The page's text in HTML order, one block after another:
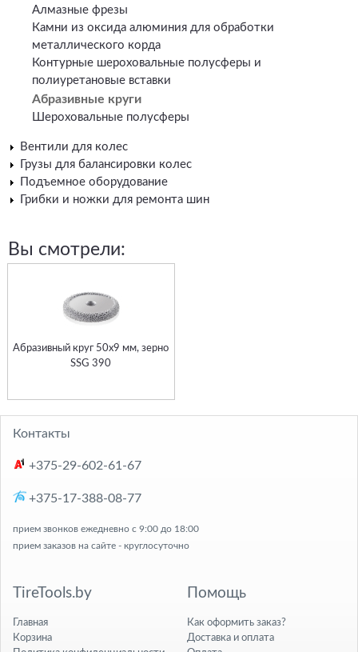
Алмазные фрезы
Камни из оксида алюминия для обработки
металлического корда
Контурные шероховальные полусферы и
полиуретановые вставки
Абразивные круги
Шероховальные полусферы
Вентили для колес
Грузы для балансировки колес
Подъемное оборудование
Грибки и ножки для ремонта шин
Вы смотрели:
Абразивный круг 50х9 мм, зерно
SSG 390
Контакты
+375-29-602-61-67
+375-17-388-08-77
прием звонков ежедневно с 9:00 до 18:00
прием заказов на сайте - круглосуточно
TireTools.by
Главная
Корзина
Помощь
Как оформить заказ?
Доставка и оплата